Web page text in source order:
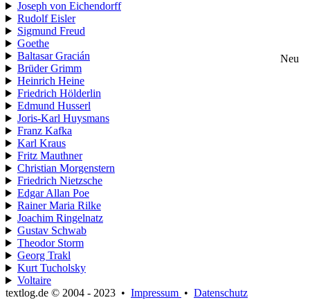
Joseph von Eichendorff
Rudolf Eisler
Sigmund Freud
Goethe
Baltasar Gracián
Neu
Brüder Grimm
Heinrich Heine
Friedrich Hölderlin
Edmund Husserl
Joris-Karl Huysmans
Franz Kafka
Karl Kraus
Fritz Mauthner
Christian Morgenstern
Friedrich Nietzsche
Edgar Allan Poe
Rainer Maria Rilke
Joachim Ringelnatz
Gustav Schwab
Theodor Storm
Georg Trakl
Kurt Tucholsky
Voltaire
textlog.de © 2004 - 2023 • Impressum • Datenschutz